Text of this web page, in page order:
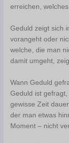
erreichen,
Geduld zeigt sich
vorangeht oder
welche, die man
damit umgeht,
Wann Geduld
Geduld ist
gewisse Zeit
der man etwas
Moment – nicht